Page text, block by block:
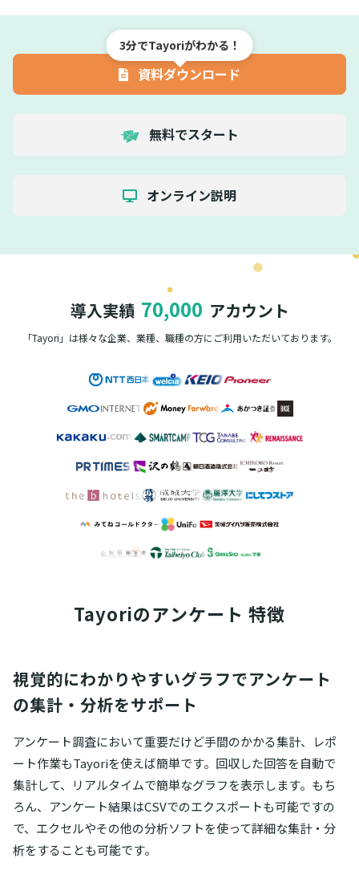
3分でTayoriがわかる！
資料ダウンロード
無料でスタート
オンライン説明
導入実績 70,000 アカウント
「Tayori」は様々な企業、業種、職種の方に ご利用いただいております。
Tayoriのアンケート 特徴
視覚的にわかりやすいグラフでアンケート
の集計・分析をサポート
アンケート調査において重要だけど手間のかかる集計、レポ
ート作業もTayoriを使えば簡単です。回収した回答を自動で
集計して、リアルタイムで簡単なグラフを表示します。もち
ろん、アンケート結果はCSVでのエクスポートも可能ですの
で、エクセルやその他の分析ソフトを使って詳細な集計・分
析をすることも可能です。